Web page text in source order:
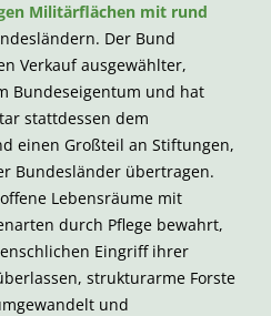
Militärflächen mit rund
Der Bund
Verkauf ausgewählter,
Bundeseigentum und hat
stattdessen dem
einen Großteil an Stiftungen,
Bundesländer übertragen.
Lebensräume mit
durch Pflege bewahrt,
Eingriff ihrer
strukturarme Forste
und